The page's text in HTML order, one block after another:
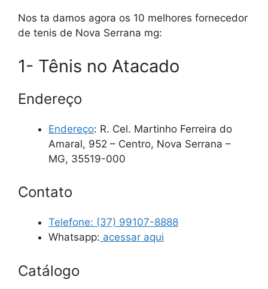
Nos ta damos agora os 10 melhores fornecedor
de tenis de Nova Serrana mg:
1- Tênis no Atacado
Endereço
Endereço: R. Cel. Martinho Ferreira do
Amaral, 952 – Centro, Nova Serrana –
MG, 35519-000
Contato
Telefone: (37) 99107-8888
Whatsapp: acessar aqui
Catálogo